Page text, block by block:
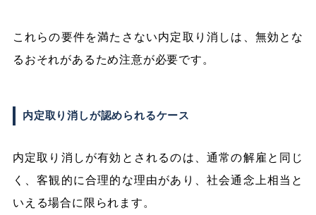
これらの要件を満たさない内定取り消しは、無効とな
るおそれがあるため注意が必要です。
内定取り消しが認められるケース
内定取り消しが有効とされるのは、通常の解雇と同じ
く、客観的に合理的な理由があり、社会通念上相当と
いえる場合に限られます。